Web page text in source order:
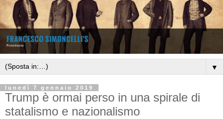
▼
lunedì 7 gennaio 2019
Trump è ormai perso in una spirale di
statalismo e nazionalismo